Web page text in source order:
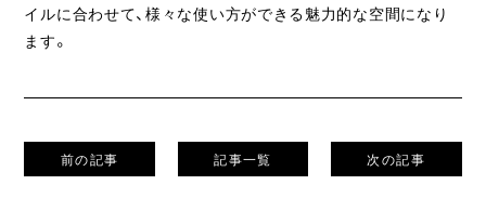
イルに合わせて、様々な使い方ができる魅力的な空間になり
ます。
前の記事 記事一覧 次の記事